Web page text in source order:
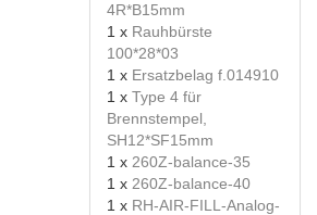
4R*B15mm
1 x Rauhbürste
100*28*03
1 x Ersatzbelag f.014910
1 x Type 4 für
Brennstempel,
SH12*SF15mm
1 x 260Z-balance-35
1 x 260Z-balance-40
1 x RH-AIR-FILL-Analog-